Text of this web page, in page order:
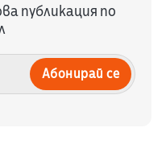
публикация по
Абонирай се